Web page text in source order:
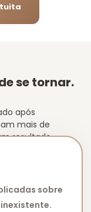
se tornar.
após
mais de
resultado
sobre